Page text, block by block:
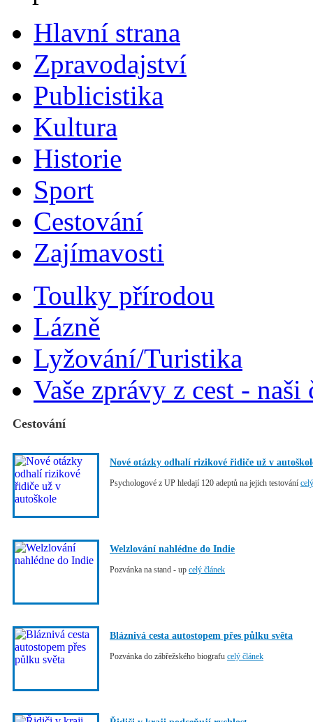
Hlavní strana
Zpravodajství
Publicistika
Kultura
Historie
Sport
Cestování
Zajímavosti
Toulky přírodou
Lázně
Lyžování/Turistika
Vaše zprávy z cest -
Cestování
Nové otázky odhalí rizikové řidiče už v
Psychologové z UP hledají 120 adeptů na jejich testování
Welzlování nahlédne do Indie
Pozvánka na stand - up celý článek
Bláznivá cesta autostopem přes půlku světa
Pozvánka do zábřežského biografu celý článek